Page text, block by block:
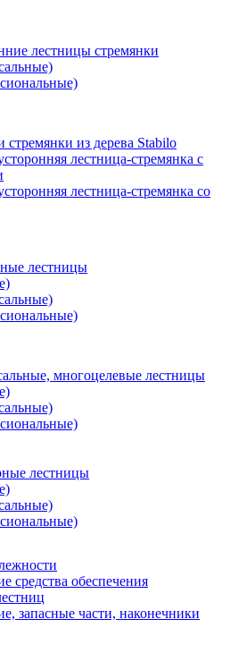
лестницы стремянки
из дерева Stabilo
лестница-стремянка с
лестница-стремянка со
лестницы
многоцелевые лестницы
лестницы
средства обеспечения
запасные части, наконечники